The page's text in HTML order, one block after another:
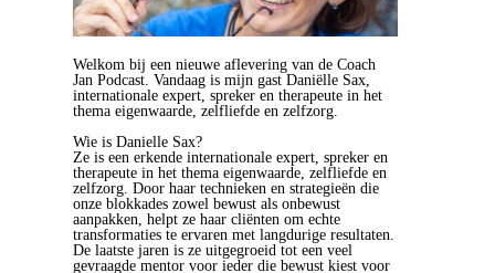
Welkom bij een nieuwe aflevering van de Coach
Jan Podcast. Vandaag is mijn gast Daniëlle Sax,
internationale expert, spreker en therapeute in het
thema eigenwaarde, zelfliefde en zelfzorg.
Wie is Danielle Sax?
Ze is een erkende internationale expert, spreker en
therapeute in het thema eigenwaarde, zelfliefde en
zelfzorg. Door haar technieken en strategieën die
onze blokkades zowel bewust als onbewust
aanpakken, helpt ze haar cliënten om echte
transformaties te ervaren met langdurige resultaten.
De laatste jaren is ze uitgegroeid tot een veel
gevraagde mentor voor ieder die bewust kiest voor